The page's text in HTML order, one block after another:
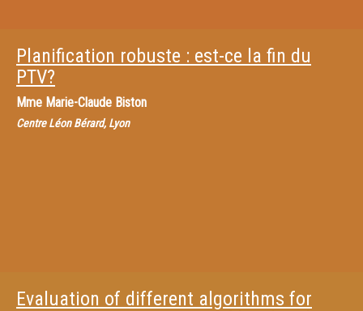
Planification robuste : est-ce la fin du
PTV?
Mme Marie-Claude Biston
Centre Léon Bérard, Lyon
Evaluation of different algorithms for